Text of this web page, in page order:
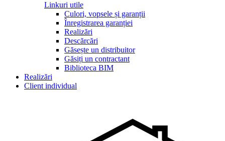
Linkuri utile
Culori, vopsele și garanții
Înregistrarea garanției
Realizări
Descărcări
Găsește un distribuitor
Găsiți un contractant
Biblioteca BIM
Realizări
Client individual